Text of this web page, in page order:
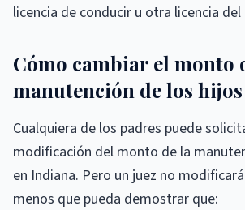
licencia de conducir u otra licencia del
Cómo cambiar el monto
manutención de los hijos
Cualquiera de los padres puede
modificación del monto de la
en Indiana. Pero un juez no
menos que pueda demostrar que: